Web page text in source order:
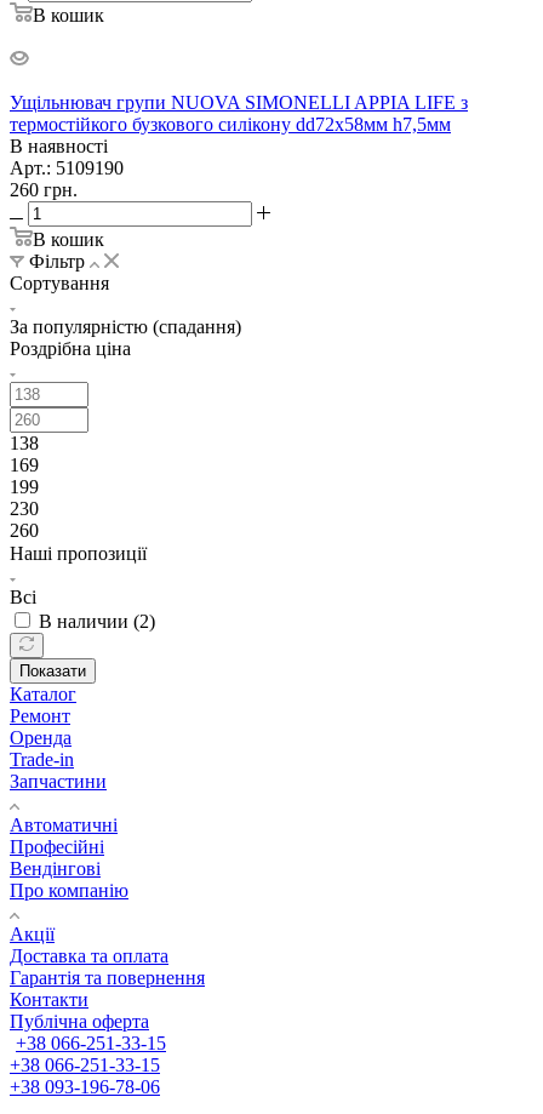
В кошик
Ущільнювач групи NUOVA SIMONELLI APPIA LIFE з
термостійкого бузкового силікону dd72х58мм h7,5мм
В наявності
Арт.: 5109190
260 грн.
В кошик
Фільтр
Сортування
За популярністю (спадання)
Роздрібна ціна
138
169
199
230
260
Наші пропозиції
Всі
В наличии (2)
Показати
Каталог
Ремонт
Оренда
Trade-in
Запчастини
Автоматичні
Професійні
Вендінгові
Про компанію
Акції
Доставка та оплата
Гарантія та повернення
Контакти
Публічна оферта
+38 066-251-33-15
+38 066-251-33-15
+38 093-196-78-06